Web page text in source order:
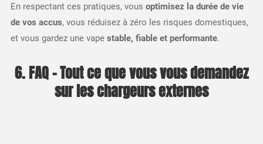
En respectant ces pratiques, vous optimisez la durée de vie
de vos accus, vous réduisez à zéro les risques domestiques,
et vous gardez une vape stable, fiable et performante.
6. FAQ – Tout ce que vous vous demandez
sur les chargeurs externes